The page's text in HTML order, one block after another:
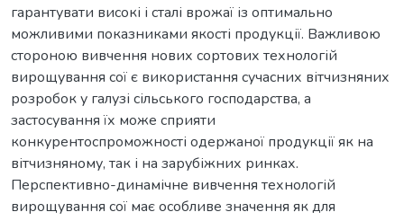
гарантувати високі і сталі врожаї із оптимально
можливими показниками якості продукції. Важливою
стороною вивчення нових сортових технологій
вирощування сої є використання сучасних вітчизняних
розробок у галузі сільського господарства, а
застосування їх може сприяти
конкурентоспроможності одержаної продукції як на
вітчизняному, так і на зарубіжних ринках.
Перспективно-динамічне вивчення технологій
вирощування сої має особливе значення як для